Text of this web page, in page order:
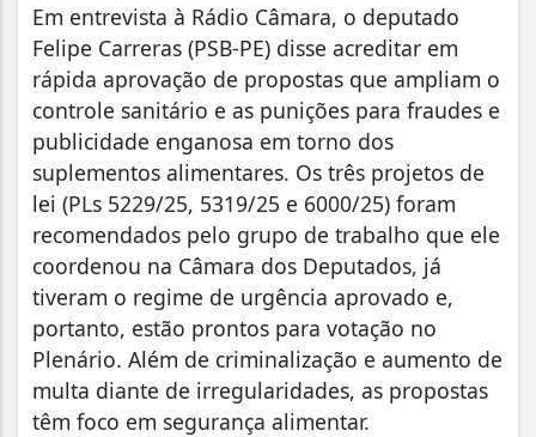
Em entrevista à Rádio Câmara, o deputado
Felipe Carreras (PSB-PE) disse acreditar em
rápida aprovação de propostas que ampliam o
controle sanitário e as punições para fraudes e
publicidade enganosa em torno dos
suplementos alimentares. Os três projetos de
lei (PLs 5229/25, 5319/25 e 6000/25) foram
recomendados pelo grupo de trabalho que ele
coordenou na Câmara dos Deputados, já
tiveram o regime de urgência aprovado e,
portanto, estão prontos para votação no
Plenário. Além de criminalização e aumento de
multa diante de irregularidades, as propostas
têm foco em segurança alimentar.